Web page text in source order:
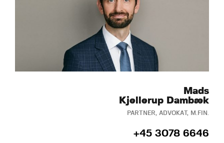
Mads
Kjellerup Dambæk
PARTNER, ADVOKAT, M.FIN.
+45 3078 6646